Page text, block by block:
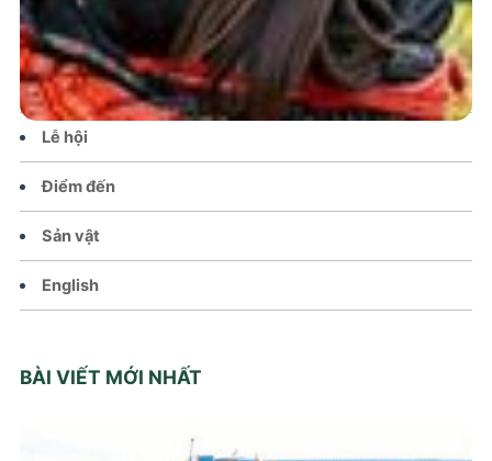
Chính sách
Văn hoá – Đời sống
Lễ hội
Điểm đến
Sản vật
English
BÀI VIẾT MỚI NHẤT